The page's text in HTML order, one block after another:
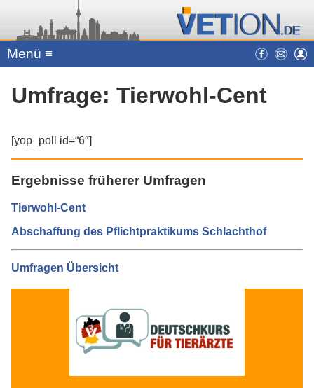
Menü ≡
Umfrage: Tierwohl-Cent
[yop_poll id=“6″]
Ergebnisse früherer Umfragen
Tierwohl-Cent
Abschaffung des Pflichtpraktikums Schlachthof
Umfragen Übersicht